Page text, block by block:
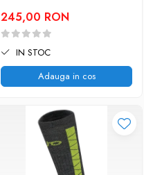
245,00 RON
IN STOC
Adauga in cos